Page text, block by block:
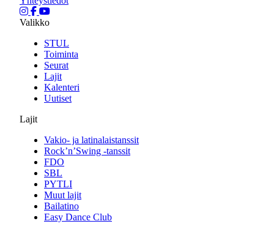
Valikko
STUL
Toiminta
Seurat
Lajit
Kalenteri
Uutiset
Lajit
Vakio- ja latinalaistanssit
Rock’n’Swing -tanssit
FDO
SBL
PYTLI
Muut lajit
Bailatino
Easy Dance Club